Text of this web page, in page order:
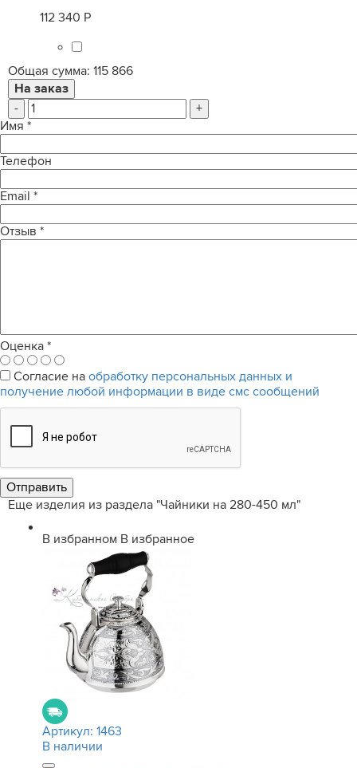
112 340 Р
Общая сумма: 115 866
-
+
Имя *
Телефон
Email *
Отзыв *
Оценка *
Согласие на обработку персональных данных и
получение любой информации в виде смс сообщений
Еще изделия из раздела "Чайники на 280-450 мл"
В избранном В избранное
Артикул: 1463
В наличии